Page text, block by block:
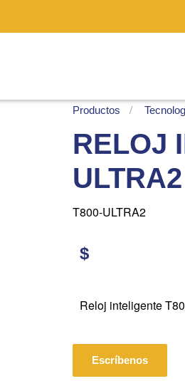
Productos
RELOJ
ULTRA2
T800-ULTRA2
$
Reloj inteligente
Escríbenos